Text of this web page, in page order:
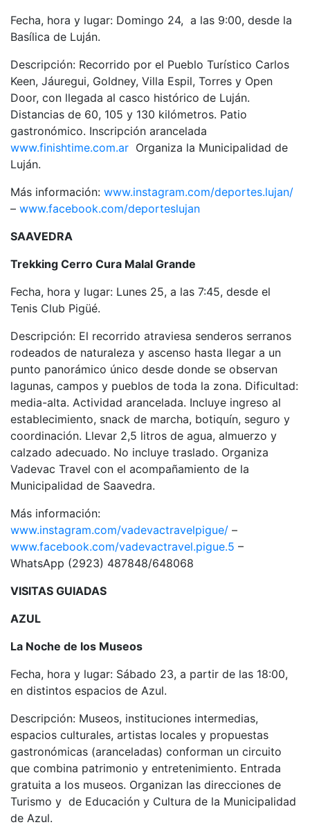
Fecha, hora y lugar: Domingo 24, a las 9:00, desde la
Basílica de Luján.
Descripción: Recorrido por el Pueblo Turístico Carlos
Keen, Jáuregui, Goldney, Villa Espil, Torres y Open
Door, con llegada al casco histórico de Luján.
Distancias de 60, 105 y 130 kilómetros. Patio
gastronómico. Inscripción arancelada
www.finishtime.com.ar Organiza la Municipalidad de
Luján.
Más información: www.instagram.com/deportes.lujan/
– www.facebook.com/deporteslujan
SAAVEDRA
Trekking Cerro Cura Malal Grande
Fecha, hora y lugar: Lunes 25, a las 7:45, desde el
Tenis Club Pigüé.
Descripción: El recorrido atraviesa senderos serranos
rodeados de naturaleza y ascenso hasta llegar a un
punto panorámico único desde donde se observan
lagunas, campos y pueblos de toda la zona. Dificultad:
media-alta. Actividad arancelada. Incluye ingreso al
establecimiento, snack de marcha, botiquín, seguro y
coordinación. Llevar 2,5 litros de agua, almuerzo y
calzado adecuado. No incluye traslado. Organiza
Vadevac Travel con el acompañamiento de la
Municipalidad de Saavedra.
Más información:
www.instagram.com/vadevactravelpigue/ –
www.facebook.com/vadevactravel.pigue.5 –
WhatsApp (2923) 487848/648068
VISITAS GUIADAS
AZUL
La Noche de los Museos
Fecha, hora y lugar: Sábado 23, a partir de las 18:00,
en distintos espacios de Azul.
Descripción: Museos, instituciones intermedias,
espacios culturales, artistas locales y propuestas
gastronómicas (aranceladas) conforman un circuito
que combina patrimonio y entretenimiento. Entrada
gratuita a los museos. Organizan las direcciones de
Turismo y de Educación y Cultura de la Municipalidad
de Azul.